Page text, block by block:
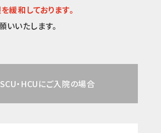
和しております。
いたします。
SCU・HCUにご入院の場合